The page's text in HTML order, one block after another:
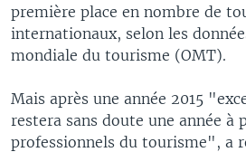
première place en nombre de
internationaux, selon les
mondiale du tourisme (OMT).
Mais après une année 2015
restera sans doute une année à
professionnels du tourisme", a